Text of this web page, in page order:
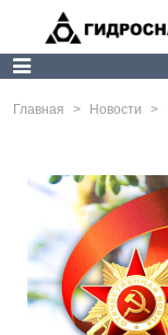
Главная > Новости >